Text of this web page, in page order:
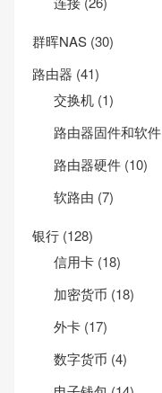
群晖NAS (30)
路由器 (41)
交换机 (1)
路由器固件和软件
路由器硬件 (10)
软路由 (7)
银行 (128)
信用卡 (18)
加密货币 (18)
外卡 (17)
数字货币 (4)